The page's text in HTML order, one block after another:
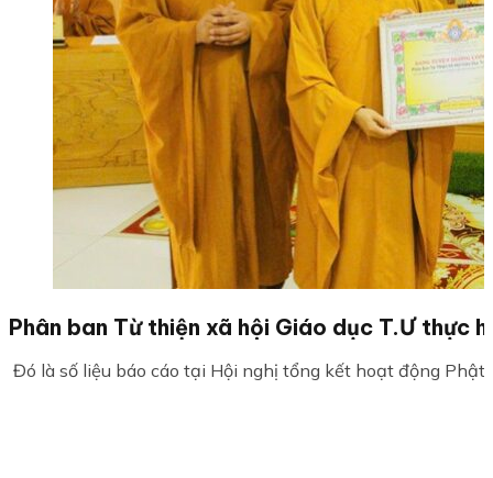
Phân ban Từ thiện xã hội Giáo dục T.Ư thực
Đó là số liệu báo cáo tại Hội nghị tổng kết hoạt động Phật